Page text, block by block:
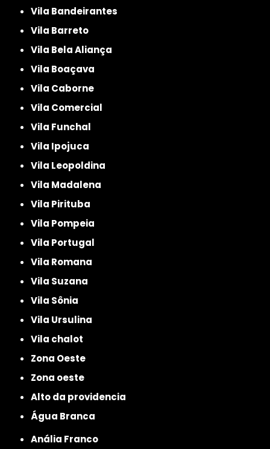
Vila Bandeirantes
Vila Barreto
Vila Bela Aliança
Vila Boaçava
Vila Caborne
Vila Comercial
Vila Funchal
Vila Ipojuca
Vila Leopoldina
Vila Madalena
Vila Pirituba
Vila Pompeia
Vila Portugal
Vila Romana
Vila Suzana
Vila Sônia
Vila Ursulina
Vila chalot
Zona Oeste
Zona oeste
alto da providencia
Água Branca
Anália Franco